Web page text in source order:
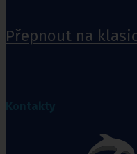
Přepnout na